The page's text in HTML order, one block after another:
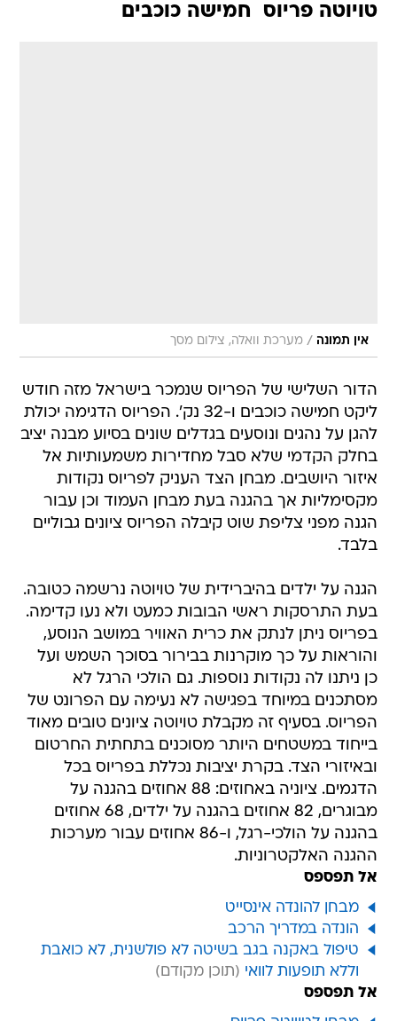
טויוטה פריוס  חמישה כוכבים
אין תמונה / מערכת וואלה, צילום מסך
הדור השלישי של הפריוס שנמכר בישראל מזה חודש
ליקט חמישה כוכבים ו-32 נק'. הפריוס הדגימה יכולת
להגן על נהגים ונוסעים בגדלים שונים בסיוע מבנה יציב
בחלק הקדמי שלא סבל מחדירות משמעותיות אל
איזור היושבים. מבחן הצד העניק לפריוס נקודות
מקסימליות אך בהגנה בעת מבחן העמוד וכן עבור
הגנה מפני צליפת שוט קיבלה הפריוס ציונים גבוליים
בלבד.
הגנה על ילדים בהיברידית של טויוטה נרשמה כטובה.
בעת התרסקות ראשי הבובות כמעט ולא נעו קדימה.
בפריוס ניתן לנתק את כרית האוויר במושב הנוסע,
והוראות על כך מוקרנות בבירור בסוכך השמש ועל
כן ניתנו לה נקודות נוספות. גם הולכי הרגל לא
מסתכנים במיוחד בפגישה לא נעימה עם הפרונט של
הפריוס. בסעיף זה מקבלת טויוטה ציונים טובים מאוד
בייחוד במשטחים היותר מסוכנים בתחתית החרטום
ובאיזורי הצד. בקרת יציבות נכללת בפריוס בכל
הדגמים. ציוניה באחוזים: 88 אחוזים בהגנה על
מבוגרים, 82 אחוזים בהגנה על ילדים, 68 אחוזים
בהגנה על הולכי-רגל, ו-86 אחוזים עבור מערכות
ההגנה האלקטרוניות.
אל תפספס
מבחן להונדה אינסייט
הונדה במדריך הרכב
טיפול באקנה בגב בשיטה לא פולשנית, לא כואבת
וללא תופעות לוואי
אל תפספס